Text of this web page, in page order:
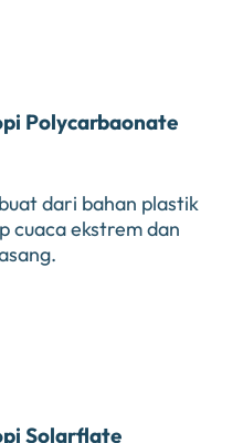
Polycarbaonate
dari bahan plastik
cuaca ekstrem dan
Solarflate